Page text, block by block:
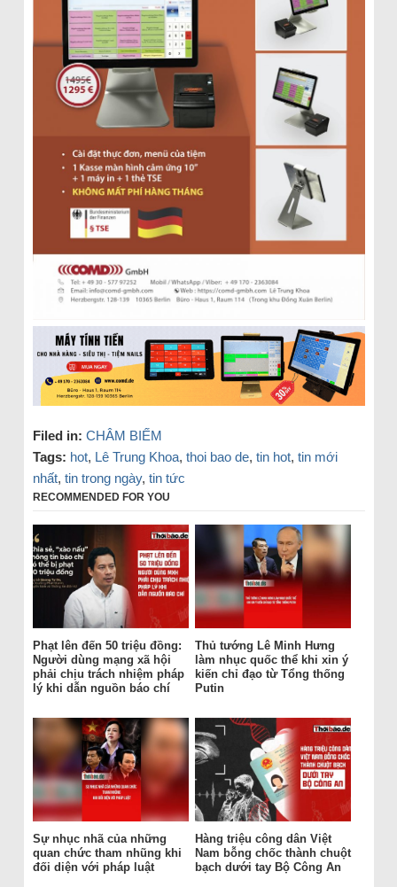
Filed in: CHÂM BIẾM
Tags: hot, Lê Trung Khoa, thoi bao de, tin hot, tin mới
nhất, tin trong ngày, tin tức
RECOMMENDED FOR YOU
Phạt lên đến 50 triệu đồng:
Người dùng mạng xã hội
phải chịu trách nhiệm pháp
lý khi dẫn nguồn báo chí
Thủ tướng Lê Minh Hưng
làm nhục quốc thể khi xin ý
kiến chỉ đạo từ Tổng thống
Putin
Sự nhục nhã của những
quan chức tham nhũng khi
đối diện với pháp luật
Hàng triệu công dân Việt
Nam bỗng chốc thành chuột
bạch dưới tay Bộ Công An